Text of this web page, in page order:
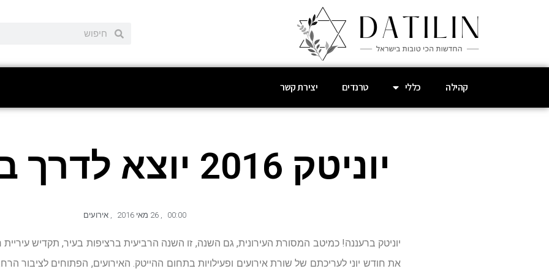
קהילה כללי טרנדים יצירת קשר
יוניטק 2016 יוצא לדרך ברעננה!
00:00
,
, אירועים
יוניטק ברעננה! כמיטב המסורת העירונית, גם השנה, זו השנה הרביעית ברציפות בעיר, תקדיש
את חודש יוני לעריכתם של שורת אירועים ופעילויות בתחום ההייטק. האירועים, הפתוחים לציבור